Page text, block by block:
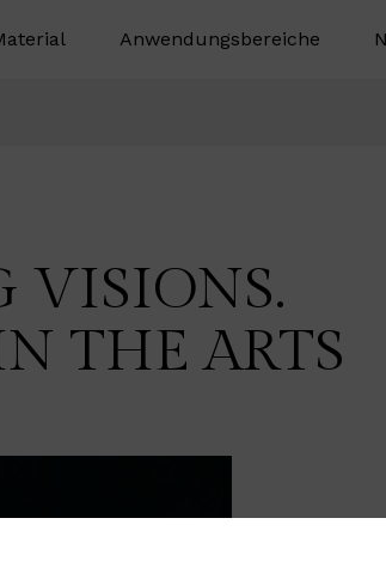
Anwendungsbereiche
VISIONS.
THE ARTS